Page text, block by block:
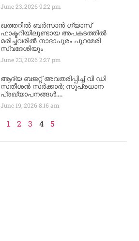
June 23, 20269:22 pm
ഖത്തറിൽ ബർസാൻ ഗ്യാസ്
ഫാക്ടറിയിലുണ്ടായ അപകടത്തിൽ
മരിച്ചവരിൽ നാദാപുരം പുറമേരി
സ്വദേശിയും
June 23, 20262:27 pm
ആദ്യ ബജറ്റ് അവതരിപ്പിച്ച് വി ഡി
സതീശൻ സർക്കാർ; സുപ്രധാന
പ്രഖ്യാപനങ്ങൾ….
June 19, 20268:16 am
1 2 3 4 5